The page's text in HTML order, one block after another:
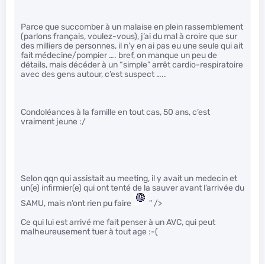
Parce que succomber à un malaise en plein rassemblement
(parlons français, voulez-vous), j’ai du mal à croire que sur
des milliers de personnes, il n’y en ai pas eu une seule qui ait
fait médecine/pompier …. bref, on manque un peu de
détails, mais décéder à un “simple” arrêt cardio-respiratoire
avec des gens autour, c’est suspect …..
Condoléances à la famille en tout cas, 50 ans, c’est
vraiment jeune :/
Selon qqn qui assistait au meeting, il y avait un medecin et
un(e) infirmier(e) qui ont tenté de la sauver avant l’arrivée du
SAMU, mais n’ont rien pu faire
" />
Ce qui lui est arrivé me fait penser à un AVC, qui peut
malheureusement tuer à tout age :-(